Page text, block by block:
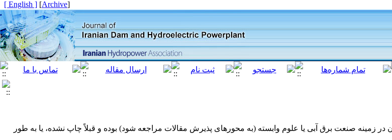
[
Archive
]
[ English ]
در زمینه صنعت برق آبی یا علوم وابسته (به محورهای پذیرش مقالات مراجعه شود) بوده و قبلاً چاپ نشده، یا به طور